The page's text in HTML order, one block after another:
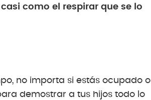
como el respirar que se lo
no importa si estás ocupado o
demostrar a tus hijos todo lo